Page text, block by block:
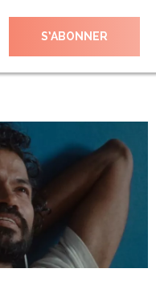
S’ABONNER